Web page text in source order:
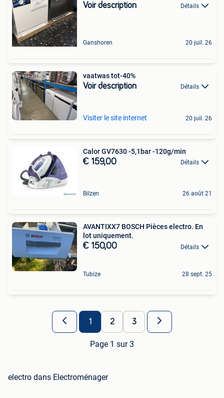
Voir description Détails
Ganshoren 20 juil. 26
vaatwas tot-40%
Voir description Détails
Visiter le site internet 20 juil. 26
Calor GV7630 -5,1bar -120g/min
€ 159,00 Détails
Bilzen 26 août 21
AVANTIXX7 BOSCH Pièces electro. En
lot uniquement.
€ 150,00 Détails
Tubize 28 sept. 25
1 2 3
Page 1 sur 3
electro dans Electroménager